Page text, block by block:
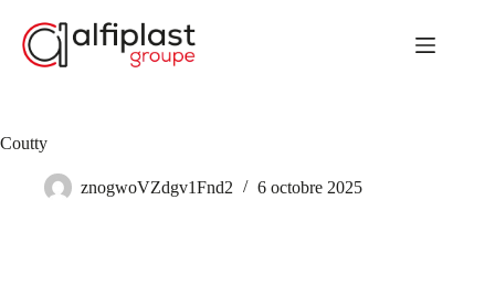
contenu
Coutty
znogwoVZdgv1Fnd2 6 octobre 2025